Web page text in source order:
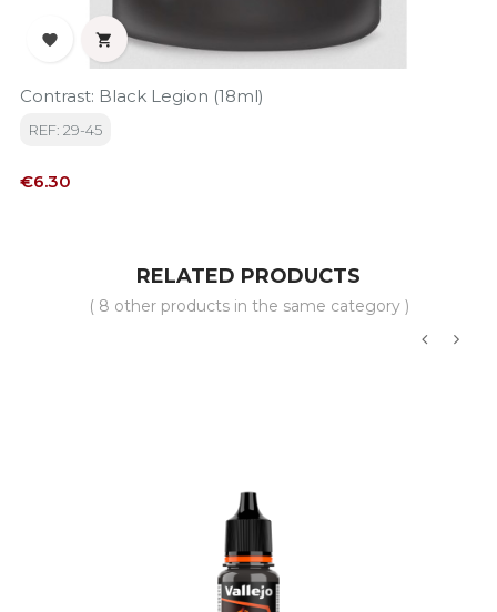
 
Contrast: Black Legion (18ml)
REF: 29-45
Price
€6.30
RELATED PRODUCTS
( 8 other products in the same category )